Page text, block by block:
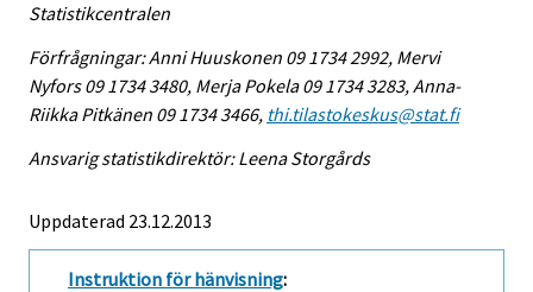
Statistikcentralen
Förfrågningar: Anni Huuskonen 09 1734 2992, Mervi
Nyfors 09 1734 3480, Merja Pokela 09 1734 3283, Anna-
Riikka Pitkänen 09 1734 3466, thi.tilastokeskus@stat.fi
Ansvarig statistikdirektör: Leena Storgårds
Uppdaterad 23.12.2013
Instruktion för hänvisning: